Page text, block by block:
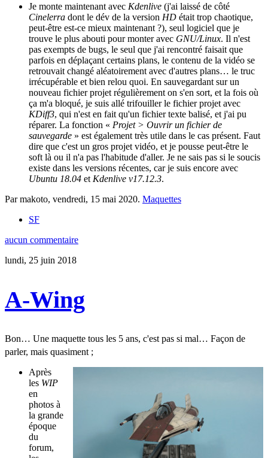
Je monte maintenant avec Kdenlive (j'ai laissé de côté
Cinelerra dont le dév de la version HD était trop chaotique,
peut-être est-ce mieux maintenant ?), seul logiciel que je
trouve le plus abouti pour monter avec GNU/Linux. Il n'est
pas exempts de bugs, le seul que j'ai rencontré faisait que
parfois en déplaçant certains plans, le contenu de la vidéo se
retrouvait changé aléatoirement avec d'autres plans… le truc
irrécupérable et bien relou quoi. En sauvegardant sur un
nouveau fichier projet régulièrement on s'en sort, et la fois où
ça m'a bloqué, je suis allé trifouiller le fichier projet avec
KDiff3, qui n'est en fait qu'un fichier texte balisé, et j'ai pu
réparer. La fonction « Projet > Ouvrir un fichier de
sauvegarde » est également très utile dans le cas présent. Faut
dire que c'est un gros projet vidéo, et je pousse peut-être le
soft là ou il n'a pas l'habitude d'aller. Je ne sais pas si le soucis
existe dans les versions récentes, car je suis encore avec
Ubuntu 18.04 et Kdenlive v17.12.3.
Par makoto, vendredi, 15 mai 2020. Maquettes
SF
aucun commentaire
lundi, 25 juin 2018
A-Wing
Bon… Une maquette tous les 5 ans, c'est pas si mal… Façon de
parler, mais quasiment ;
Après
les WIP
en
photos à
la grande
époque
du
forum,